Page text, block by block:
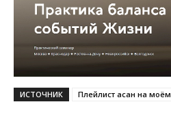
ИСТОЧНИК Плейлист асан на